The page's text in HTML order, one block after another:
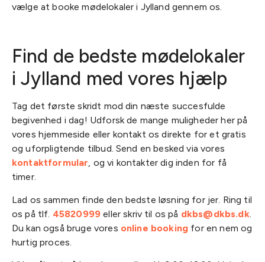
vælge at booke mødelokaler i Jylland gennem os.
Find de bedste mødelokaler
i Jylland med vores hjælp
Tag det første skridt mod din næste succesfulde
begivenhed i dag! Udforsk de mange muligheder her på
vores hjemmeside eller kontakt os direkte for et gratis
og uforpligtende tilbud. Send en besked via vores
kontaktformular, og vi kontakter dig inden for få
timer.
Lad os sammen finde den bedste løsning for jer. Ring til
os på tlf. 45820999 eller skriv til os på dkbs@dkbs.dk
Du kan også bruge vores online booking for en nem og
hurtig proces.